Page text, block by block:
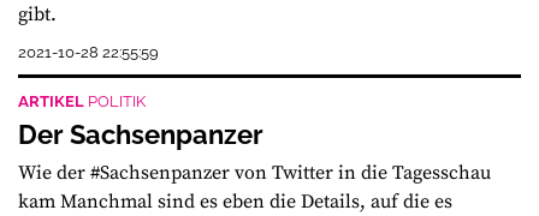
gibt.
2021-10-28 22:55:59
ARTIKEL POLITIK
Der Sachsenpanzer
Wie der #Sachsenpanzer von Twitter in die Tagesschau
kam Manchmal sind es eben die Details, auf die es